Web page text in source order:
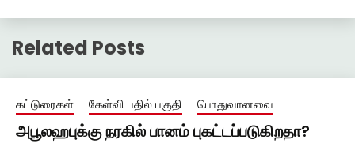
Related Posts
கட்டுரைகள் கேள்வி பதில் பகுதி பொதுவானவை
அபூலஹபுக்கு நரகில் பானம் புகட்டப்படுகிறதா?